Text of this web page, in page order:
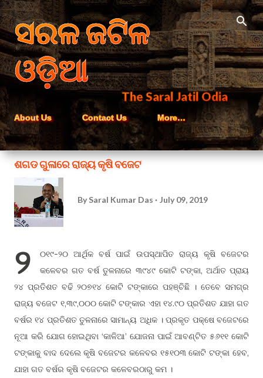
Skip to main content
ସରଳ ଜଟିଳ
ଓଡ଼ିଆ
The Saral Jatil Odia
About Us Contact Us More…
ଶଗଡ ଗୁଳାରେ ରାଜ୍ୟ କୃଷି ବଜେଟ
By Saral Kumar Das July 09, 2019
୨
୦୧୯-୨୦ ଆର୍ଥିକ ବର୍ଷ ପାଇଁ ଉପସ୍ଥାପିତ ରାଜ୍ୟ କୃଷି ବଜେଟର
କଳେବର ଗତ ବର୍ଷ ତୁଳନାରେ ୩୯୪୯ କୋଟି ଟଙ୍କା, ଅର୍ଥାତ ପ୍ରାୟ
୨୪ ପ୍ରତିଶତ ବଢି ୨୦୭୧୪ କୋଟି ଟଙ୍କାରେ ପହଞ୍ଚିଛି । ତେବେ ସମଗ୍ର
ରାଜ୍ୟ ବଜେଟ ୧,୩୯,୦୦୦ କୋଟି ଟଙ୍କାର ଏହା ୧୪.୯୦ ପ୍ରତିଶତ ଯାହା ଗତ
ବର୍ଷର ୧୪ ପ୍ରତିଶତ ତୁଳନାରେ ସାମାନ୍ୟ ଅଧିକ । ପ୍ରକୃତ ପକ୍ଷେ ବଜେଟରେ
ନୂଆ କରି ଯୋଗ ହୋଇଥିବା ‘କାଳିଆ’ ଯୋଜନା ପାଇଁ ଆବଣ୍ଟିତ ୫୬୧୧ କୋଟି
ଟଙ୍କାକୁ ବାଦ ଦେଲେ କୃଷି ବଜେଟର କଳେବର ୧୫୧୦୩ କୋଟି ଟଙ୍କା ହେବ,
ଯାହା ଗତ ବର୍ଷର କୃଷି ବଜେଟର କଳେବରଠାରୁ କମ ।